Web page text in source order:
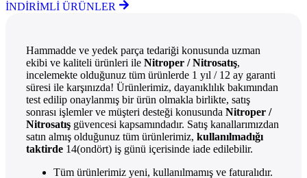
İNDİRİMLİ ÜRÜNLER
Hammadde ve yedek parça tedariği konusunda uzman
ekibi ve kaliteli ürünleri ile Nitroper / Nitrosatış,
incelemekte olduğunuz tüm ürünlerde 1 yıl / 12 ay garanti
süresi ile karşınızda! Ürünlerimiz, dayanıklılık bakımından
test edilip onaylanmış bir ürün olmakla birlikte, satış
sonrası işlemler ve müşteri desteği konusunda Nitroper /
Nitrosatış güvencesi kapsamındadır. Satış kanallarımızdan
satın almış olduğunuz tüm ürünlerimiz, kullanılmadığı
taktirde 14(ondört) iş günü içerisinde iade edilebilir.
Tüm ürünlerimiz yeni, kullanılmamış ve faturalıdır.